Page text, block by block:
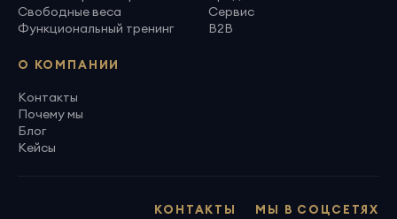
Свободные веса
Функциональный тренинг
Сервис
B2B
О КОМПАНИИ
Контакты
Почему мы
Блог
Кейсы
МЫ В СОЦСЕТЯХ
КОНТАКТЫ